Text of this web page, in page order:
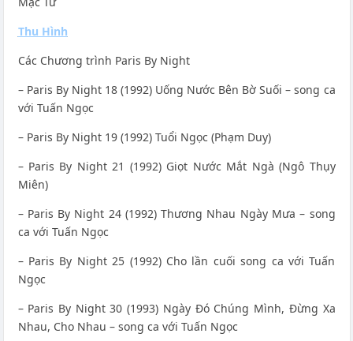
Thu Hình
Các Chương trình Paris By Night
– Paris By Night 18 (1992) Uống Nước Bên Bờ Suối – song ca
với Tuấn Ngọc
– Paris By Night 19 (1992) Tuổi Ngọc (Phạm Duy)
– Paris By Night 21 (1992) Giọt Nước Mắt Ngà (Ngô Thụy
Miên)
– Paris By Night 24 (1992) Thương Nhau Ngày Mưa – song
ca với Tuấn Ngọc
– Paris By Night 25 (1992) Cho lần cuối song ca với Tuấn
Ngọc
– Paris By Night 30 (1993) Ngày Đó Chúng Mình, Đừng Xa
Nhau, Cho Nhau – song ca với Tuấn Ngọc